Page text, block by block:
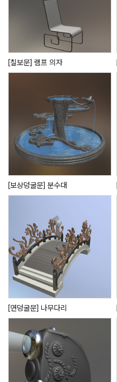
[칠보문] 램프 의자
[보상덩굴문] 분수대
[연덩굴문] 나무다리